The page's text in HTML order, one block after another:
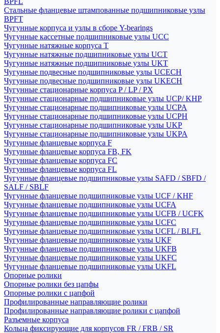
Стальные фланцевые штампованные подшипниковые узлы
BPFT
Чугунные корпуса и узлы в сборе Y-bearings
Чугунные кассетные подшипниковые узлы UCC
Чугунные натяжные корпуса T
Чугунные натяжные подшипниковые узлы UCT
Чугунные натяжные подшипниковые узлы UKT
Чугунные подвесные подшипниковые узлы UCECH
Чугунные подвесные подшипниковые узлы UKECH
Чугунные стационарные корпуса P / LP / PX
Чугунные стационарные подшипниковые узлы UCP/ KHP
Чугунные стационарные подшипниковые узлы UCPA
Чугунные стационарные подшипниковые узлы UCPH
Чугунные стационарные подшипниковые узлы UKP
Чугунные стационарные подшипниковые узлы UKPA
Чугунные фланцевые корпуса F
Чугунные фланцевые корпуса FB, FK
Чугунные фланцевые корпуса FC
Чугунные фланцевые корпуса FL
Чугунные фланцевые подшипниковые узлы SAFD / SBFD /
SALF / SBLF
Чугунные фланцевые подшипниковые узлы UCF / KHF
Чугунные фланцевые подшипниковые узлы UCFA
Чугунные фланцевые подшипниковые узлы UCFB / UCFK
Чугунные фланцевые подшипниковые узлы UCFC
Чугунные фланцевые подшипниковые узлы UCFL / BLFL
Чугунные фланцевые подшипниковые узлы UKF
Чугунные фланцевые подшипниковые узлы UKFB
Чугунные фланцевые подшипниковые узлы UKFC
Чугунные фланцевые подшипниковые узлы UKFL
Опорные ролики
Опорные ролики без цапфы
Опорные ролики с цапфой
Профилированные направляющие ролики
Профилированные направляющие ролики с цапфой
Разъемные корпуса
Кольца фиксирующие для корпусов FR / FRB / SR